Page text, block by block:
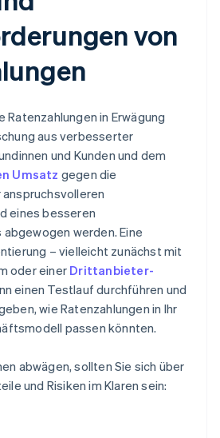
von
Ratenzahlungen in Erwägung
aus verbesserter
und Kunden und dem
Umsatz gegen die
eines besseren
werden. Eine
– vielleicht zunächst mit
oder einer Drittanbieter-
einen Testlauf durchführen und
wie Ratenzahlungen in Ihr
passen könnten.
abwägen, sollten Sie sich über
und Risiken im Klaren sein: